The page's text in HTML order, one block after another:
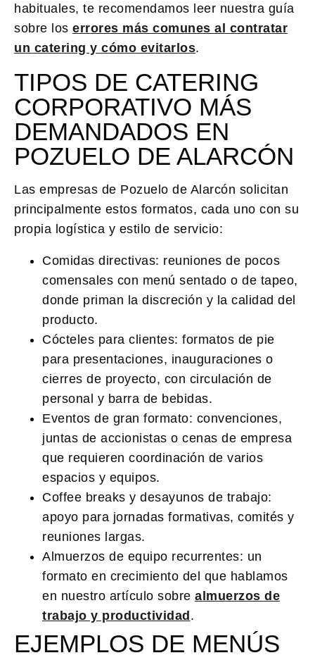
habituales, te recomendamos leer nuestra guía
sobre los errores más comunes al contratar
un catering y cómo evitarlos.
TIPOS DE CATERING
CORPORATIVO MÁS
DEMANDADOS EN
POZUELO DE ALARCÓN
Las empresas de Pozuelo de Alarcón solicitan
principalmente estos formatos, cada uno con su
propia logística y estilo de servicio:
Comidas directivas: reuniones de pocos
comensales con menú sentado o de tapeo,
donde priman la discreción y la calidad del
producto.
Cócteles para clientes: formatos de pie
para presentaciones, inauguraciones o
cierres de proyecto, con circulación de
personal y barra de bebidas.
Eventos de gran formato: convenciones,
juntas de accionistas o cenas de empresa
que requieren coordinación de varios
espacios y equipos.
Coffee breaks y desayunos de trabajo:
apoyo para jornadas formativas, comités y
reuniones largas.
Almuerzos de equipo recurrentes: un
formato en crecimiento del que hablamos
en nuestro artículo sobre almuerzos de
trabajo y productividad.
EJEMPLOS DE MENÚS